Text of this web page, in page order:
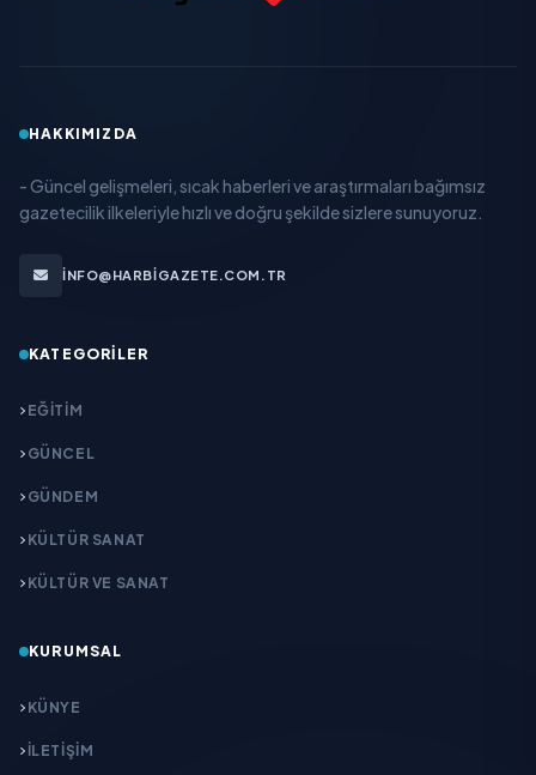
HAKKIMIZDA
- Güncel gelişmeleri, sıcak haberleri ve araştırmaları bağımsız
gazetecilik ilkeleriyle hızlı ve doğru şekilde sizlere sunuyoruz.
INFO@HARBIGAZETE.COM.TR
KATEGORILER
EĞITIM
GÜNCEL
GÜNDEM
KÜLTÜR SANAT
KÜLTÜR VE SANAT
KURUMSAL
KÜNYE
İLETIŞIM